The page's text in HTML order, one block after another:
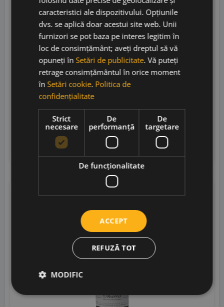
Kurtatsch Glen Pinot Nero Riserva 2021
Kellerei Kurtatsch• Italia• DOC Alto Adige• 14%
170,00lei
Stoc epuizat
caracteristici ale dispozitivului. Opțiunile
dvs. se aplică doar acestui site web. Unii
furnizori se pot baza pe interes legitim în
loc de consimțământ; aveți dreptul să vă
opuneți în Setări de publicitate. Vă puteți
retrage consimțământul în orice moment
în Setări cookie. Politica de
confidențialitate
Strict
necesare
De
performanță
De
targetare
De funcţionalitate
ACCEPT
REFUZĂ TOT
MODIFIC